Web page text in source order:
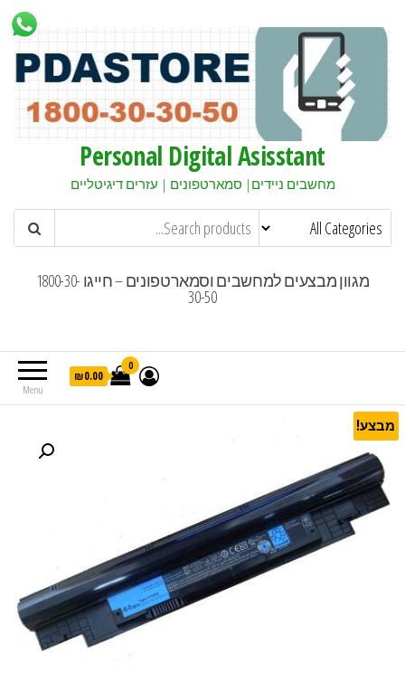
Personal Digital Asisstant
מחשבים ניידים| סמארטפונים | עזרים דיגיטליים
מגוון מבצעים למחשבים וסמארטפונים – חייגו 1800-30-
30-50
Menu
0
₪0.00
מבצע!